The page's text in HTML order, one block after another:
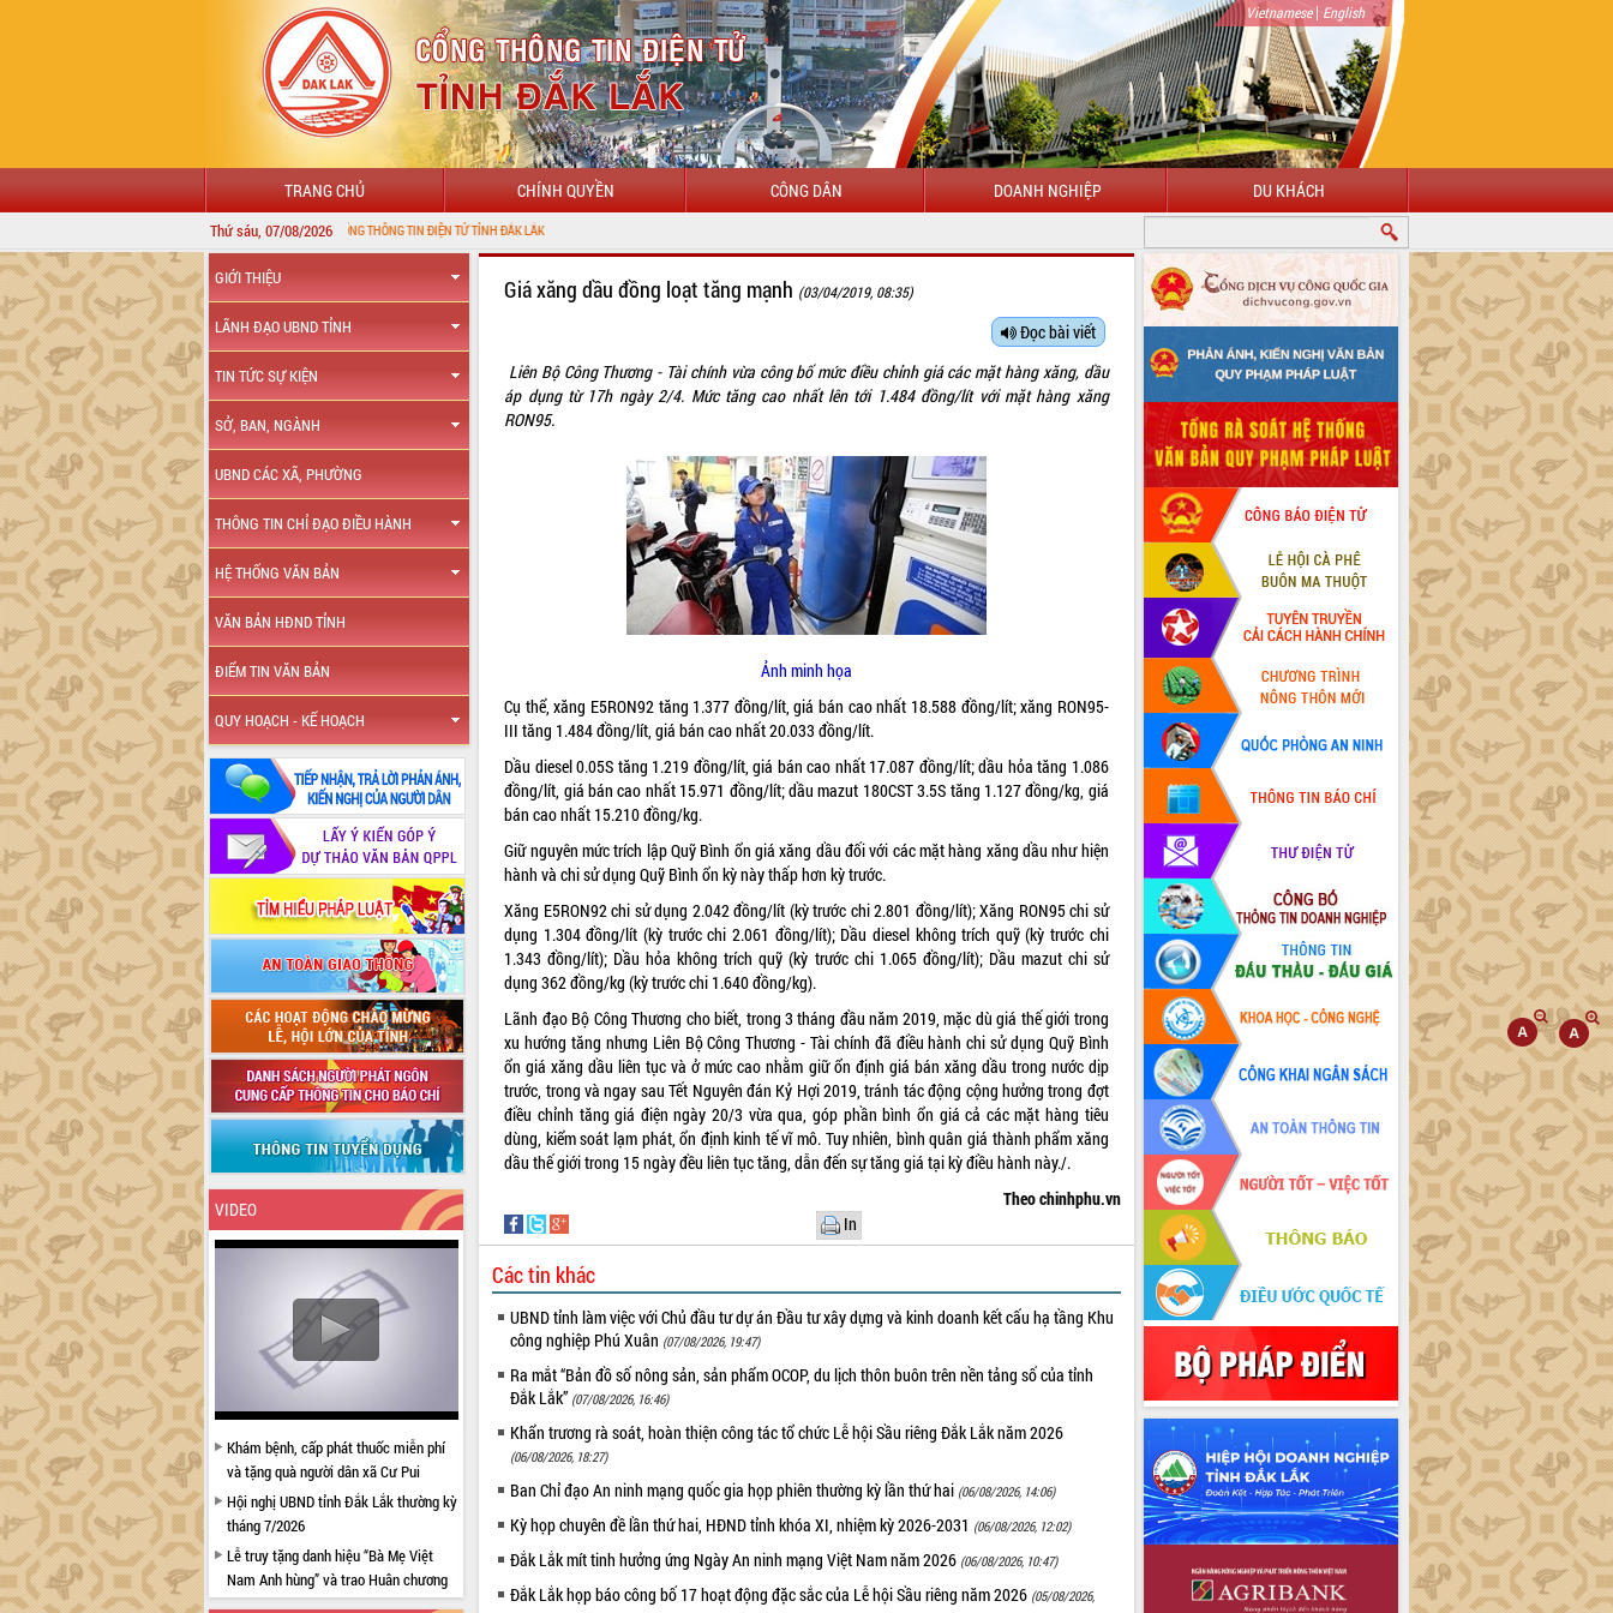
Vietnamese| English
TRANG CHỦ CHÍNH QUYỀN CÔNG DÂN DOANH NGHIỆP DU KHÁCH
Thứ sáu, 07/08/2026
CHÀO MỪNG ĐẾN VỚI CỔNG THÔNG TIN ĐIỆN TỬ TỈNH ĐẮK LẮK
GIỚI THIỆU
LÃNH ĐẠO UBND TỈNH
TIN TỨC SỰ KIỆN
SỞ, BAN, NGÀNH
UBND CÁC XÃ, PHƯỜNG
THÔNG TIN CHỈ ĐẠO ĐIỀU HÀNH
HỆ THỐNG VĂN BẢN
VĂN BẢN HĐND TỈNH
ĐIỂM TIN VĂN BẢN
QUY HOẠCH - KẾ HOẠCH
VIDEO
Khám bệnh, cấp phát thuốc miễn phí
và tặng quà người dân xã Cư Pui
Hội nghị UBND tỉnh Đắk Lắk thường kỳ
tháng 7/2026
Lễ truy tặng danh hiệu “Bà Mẹ Việt
Nam Anh hùng” và trao Huân chương
Lao động
Giá xăng dầu đồng loạt tăng mạnh (03/04/2019, 08:35)
Đọc bài viết
Liên Bộ Công Thương - Tài chính vừa công bố mức điều chỉnh giá các mặt hàng xăng, dầu
áp dụng từ 17h ngày 2/4. Mức tăng cao nhất lên tới 1.484 đồng/lít với mặt hàng xăng
RON95.
Ảnh minh họa
Cụ thể, xăng E5RON92 tăng 1.377 đồng/lít, giá bán cao nhất 18.588 đồng/lít; xăng RON95-
III tăng 1.484 đồng/lít, giá bán cao nhất 20.033 đồng/lít.
Dầu diesel 0.05S tăng 1.219 đồng/lít, giá bán cao nhất 17.087 đồng/lít; dầu hỏa tăng 1.086
đồng/lít, giá bán cao nhất 15.971 đồng/lít; dầu mazut 180CST 3.5S tăng 1.127 đồng/kg, giá
bán cao nhất 15.210 đồng/kg.
Giữ nguyên mức trích lập Quỹ Bình ổn giá xăng dầu đối với các mặt hàng xăng dầu như hiện
hành và chi sử dụng Quỹ Bình ổn kỳ này thấp hơn kỳ trước.
Xăng E5RON92 chi sử dụng 2.042 đồng/lít (kỳ trước chi 2.801 đồng/lít); Xăng RON95 chi sử
dụng 1.304 đồng/lít (kỳ trước chi 2.061 đồng/lít); Dầu diesel không trích quỹ (kỳ trước chi
1.343 đồng/lít); Dầu hỏa không trích quỹ (kỳ trước chi 1.065 đồng/lít); Dầu mazut chi sử
dụng 362 đồng/kg (kỳ trước chi 1.640 đồng/kg).
Lãnh đạo Bộ Công Thương cho biết, trong 3 tháng đầu năm 2019, mặc dù giá thế giới trong
xu hướng tăng nhưng Liên Bộ Công Thương - Tài chính đã điều hành chi sử dụng Quỹ Bình
ổn giá xăng dầu liên tục và ở mức cao nhằm giữ ổn định giá bán xăng dầu trong nước dịp
trước, trong và ngay sau Tết Nguyên đán Kỷ Hợi 2019, tránh tác động cộng hưởng trong đợt
điều chỉnh tăng giá điện ngày 20/3 vừa qua, góp phần bình ổn giá cả các mặt hàng tiêu
dùng, kiểm soát lạm phát, ổn định kinh tế vĩ mô. Tuy nhiên, bình quân giá thành phẩm xăng
dầu thế giới trong 15 ngày đều liên tục tăng, dẫn đến sự tăng giá tại kỳ điều hành này./.
Theo chinhphu.vn
In
Các tin khác
UBND tỉnh làm việc với Chủ đầu tư dự án Đầu tư xây dựng và kinh doanh kết cấu hạ tầng Khu
công nghiệp Phú Xuân (07/08/2026, 19:47)
Ra mắt “Bản đồ số nông sản, sản phẩm OCOP, du lịch thôn buôn trên nền tảng số của tỉnh
Đắk Lắk” (07/08/2026, 16:46)
Khẩn trương rà soát, hoàn thiện công tác tổ chức Lễ hội Sầu riêng Đắk Lắk năm 2026
(06/08/2026, 18:27)
Ban Chỉ đạo An ninh mạng quốc gia họp phiên thường kỳ lần thứ hai (06/08/2026, 14:06)
Kỳ họp chuyên đề lần thứ hai, HĐND tỉnh khóa XI, nhiệm kỳ 2026-2031 (06/08/2026, 12:02)
Đắk Lắk mít tinh hưởng ứng Ngày An ninh mạng Việt Nam năm 2026 (06/08/2026, 10:47)
Đắk Lắk họp báo công bố 17 hoạt động đặc sắc của Lễ hội Sầu riêng năm 2026 (05/08/2026,